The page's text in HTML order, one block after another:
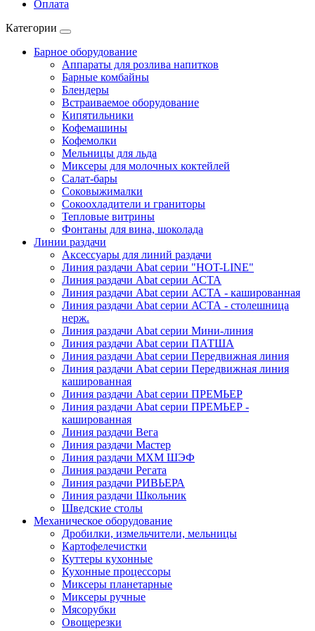
Оплата
Категории
Барное оборудование
Аппараты для розлива напитков
Барные комбайны
Блендеры
Встраиваемое оборудование
Кипятильники
Кофемашины
Кофемолки
Мельницы для льда
Миксеры для молочных коктейлей
Салат-бары
Соковыжималки
Сокоохладители и граниторы
Тепловые витрины
Фонтаны для вина, шоколада
Линии раздачи
Аксессуары для линий раздачи
Линия раздачи Abat серии "HOT-LINE"
Линия раздачи Abat серии АСТА
Линия раздачи Abat серии АСТА - кашированная
Линия раздачи Abat серии АСТА - столешница
нерж.
Линия раздачи Abat серии Мини-линия
Линия раздачи Abat серии ПАТША
Линия раздачи Abat серии Передвижная линия
Линия раздачи Abat серии Передвижная линия
кашированная
Линия раздачи Abat серии ПРЕМЬЕР
Линия раздачи Abat серии ПРЕМЬЕР -
кашированная
Линия раздачи Вега
Линия раздачи Мастер
Линия раздачи МХМ ШЭФ
Линия раздачи Регата
Линия раздачи РИВЬЕРА
Линия раздачи Школьник
Шведские столы
Механическое оборудование
Дробилки, измельчители, мельницы
Картофелечистки
Куттеры кухонные
Кухонные процессоры
Миксеры планетарные
Миксеры ручные
Мясорубки
Овощерезки